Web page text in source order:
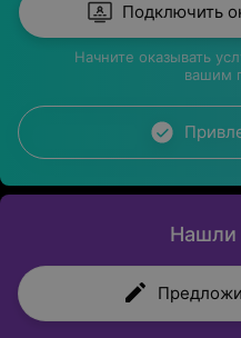
Подключить
Начните оказывать
вашим
Нашли